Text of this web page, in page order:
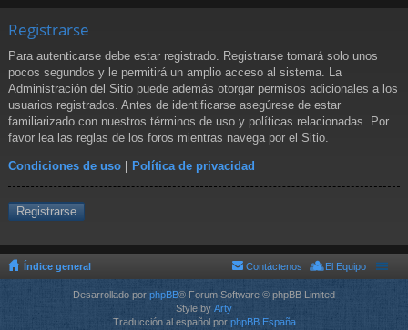
Registrarse
Para autenticarse debe estar registrado. Registrarse tomará solo unos
pocos segundos y le permitirá un amplio acceso al sistema. La
Administración del Sitio puede además otorgar permisos adicionales a los
usuarios registrados. Antes de identificarse asegúrese de estar
familiarizado con nuestros términos de uso y políticas relacionadas. Por
favor lea las reglas de los foros mientras navega por el Sitio.
Condiciones de uso | Política de privacidad
Registrarse
Índice general El Equipo
Contáctenos
Desarrollado por phpBB® Forum Software © phpBB Limited
Style by Arty
Traducción al español por phpBB España